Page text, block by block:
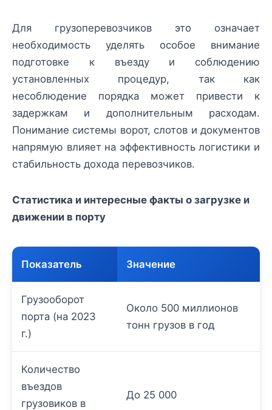
Для грузоперевозчиков это означает
необходимость уделять особое внимание
подготовке к въезду и соблюдению
установленных процедур, так как
несоблюдение порядка может привести к
задержкам и дополнительным расходам.
Понимание системы ворот, слотов и документов
напрямую влияет на эффективность логистики и
стабильность дохода перевозчиков.
Статистика и интересные факты о загрузке и
движении в порту
Показатель Значение
Грузооборот
порта (на 2023
г.)
Около 500 миллионов
тонн грузов в год
Количество
въездов
грузовиков в
До 25 000